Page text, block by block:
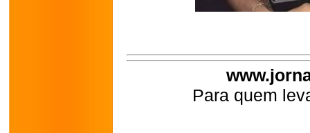
Para quem